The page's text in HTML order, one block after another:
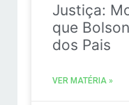
Justiça:
que
dos Pais
VER MATÉRIA »